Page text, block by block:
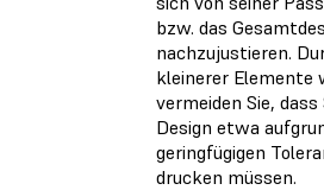
bzw. das
nachzujustieren.
kleinerer Elemente
vermeiden Sie,
Design etwa
geringfügigen
drucken müssen.